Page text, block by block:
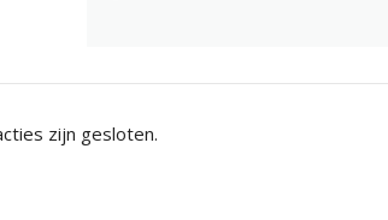
zijn gesloten.